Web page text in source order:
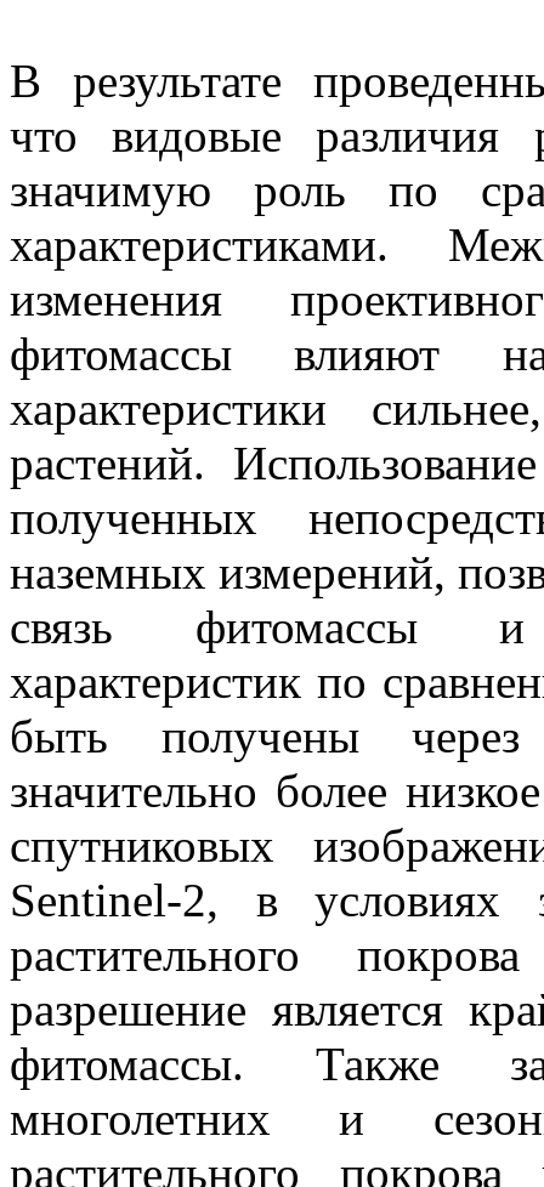
В результате
что видовые различия
значимую роль по
характеристиками.
изменения
фитомассы влияют на
характеристики
растений.
полученных
наземных измерений,
связь фитомассы и
характеристик по
быть получены
значительно более
спутниковых
Sentinel-2, в условиях
растительного
разрешение является
фитомассы. Также
многолетних и
растительного